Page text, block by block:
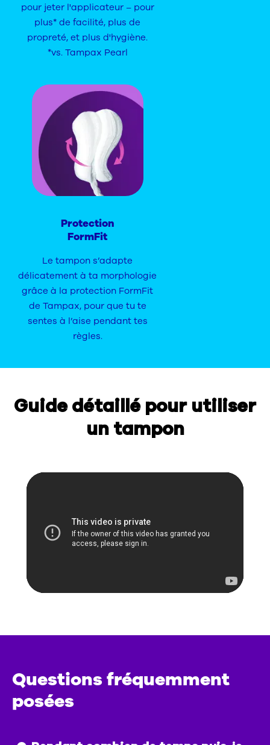
pour jeter l'applicateur – pour
plus* de facilité, plus de
propreté, et plus d'hygiène.
*vs. Tampax Pearl
Protection
FormFit
Le tampon s’adapte
délicatement à ta morphologie
grâce à la protection FormFit
de Tampax, pour que tu te
sentes à l’aise pendant tes
règles.
Guide détaillé pour utiliser
un tampon
Questions fréquemment
posées